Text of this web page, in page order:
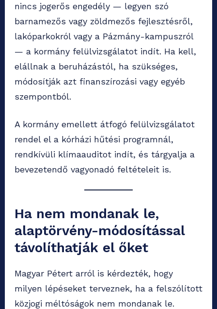
nincs jogerős engedély — legyen szó
barnamezős vagy zöldmezős fejlesztésről,
lakóparkokról vagy a Pázmány-kampuszról
— a kormány felülvizsgálatot indít. Ha kell,
elállnak a beruházástól, ha szükséges,
módosítják azt finanszírozási vagy egyéb
szempontból.
A kormány emellett átfogó felülvizsgálatot
rendel el a kórházi hűtési programnál,
rendkívüli klímaauditot indít, és tárgyalja a
bevezetendő vagyonadó feltételeit is.
Ha nem mondanak le,
alaptörvény-módosítással
távolíthatják el őket
Magyar Pétert arról is kérdezték, hogy
milyen lépéseket terveznek, ha a felszólított
közjogi méltóságok nem mondanak le.